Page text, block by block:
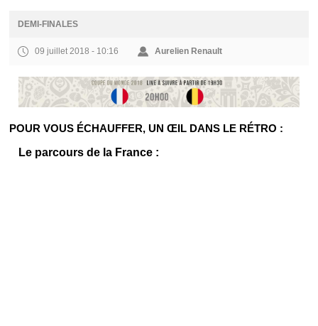
DEMI-FINALES
09 juillet 2018 - 10:16 Aurelien Renault
POUR VOUS ÉCHAUFFER, UN ŒIL DANS LE RÉTRO :
Le parcours de la France :